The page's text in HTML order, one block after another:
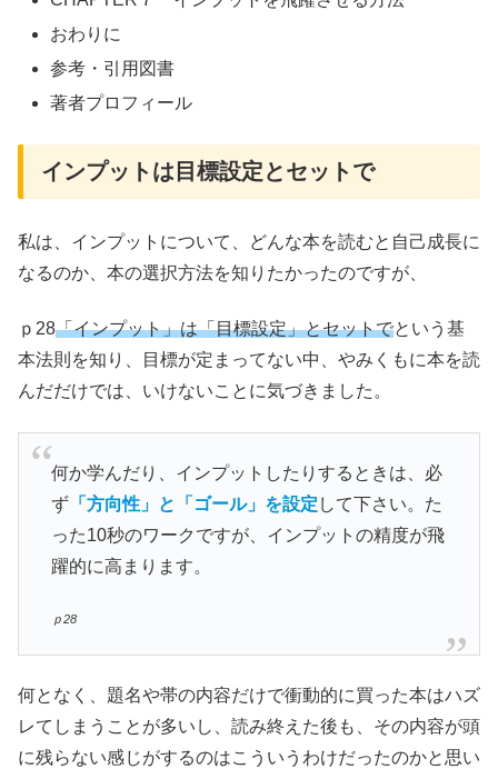
おわりに
参考・引用図書
著者プロフィール
インプットは目標設定とセットで
私は、インプットについて、どんな本を読むと自己成長に
なるのか、本の選択方法を知りたかったのですが、
ｐ28「インプット」は「目標設定」とセットでという基
本法則を知り、目標が定まってない中、やみくもに本を読
んだだけでは、いけないことに気づきました。
何か学んだり、インプットしたりするときは、必
ず「方向性」と「ゴール」を設定 して下さい。た
った10秒のワークですが、インプットの精度が飛
躍的に高まります。
ｐ28
何となく、題名や帯の内容だけで衝動的に買った本はハズ
レてしまうことが多いし、読み終えた後も、その内容が頭
に残らない感じがするのはこういうわけだったのかと思い